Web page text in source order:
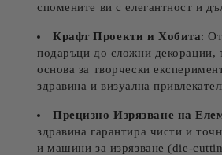
спомените ви с елегантност и
Крафт Проекти и Хобита:
подаръци до сложни декорации,
основа за творчески
здравина и визуална
Прецизно Изрязване на
здравина гарантира чисти и
и машини за изрязване (die-